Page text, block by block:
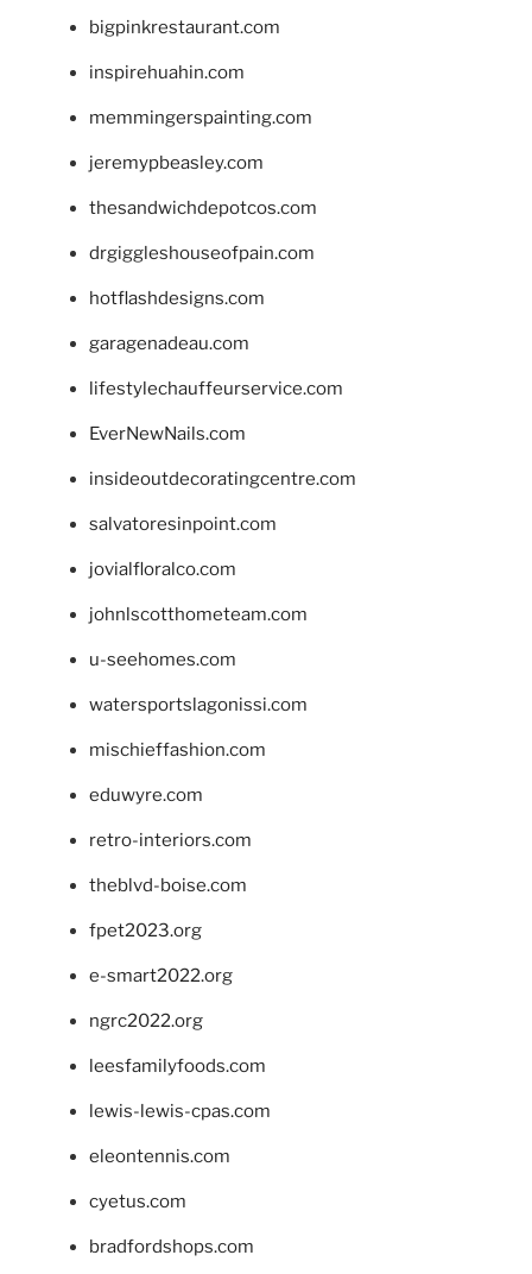
bigpinkrestaurant.com
inspirehuahin.com
memmingerspainting.com
jeremypbeasley.com
thesandwichdepotcos.com
drgiggleshouseofpain.com
hotflashdesigns.com
garagenadeau.com
lifestylechauffeurservice.com
EverNewNails.com
insideoutdecoratingcentre.com
salvatoresinpoint.com
jovialfloralco.com
johnlscotthometeam.com
u-seehomes.com
watersportslagonissi.com
mischieffashion.com
eduwyre.com
retro-interiors.com
theblvd-boise.com
fpet2023.org
e-smart2022.org
ngrc2022.org
leesfamilyfoods.com
lewis-lewis-cpas.com
eleontennis.com
cyetus.com
bradfordshops.com